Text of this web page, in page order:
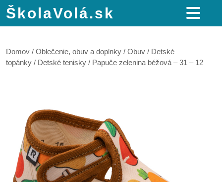
ŠkolaVolá.sk
Domov / Oblečenie, obuv a doplnky / Obuv / Detské
topánky / Detské tenisky / Papuče zelenina béžová – 31 – 12